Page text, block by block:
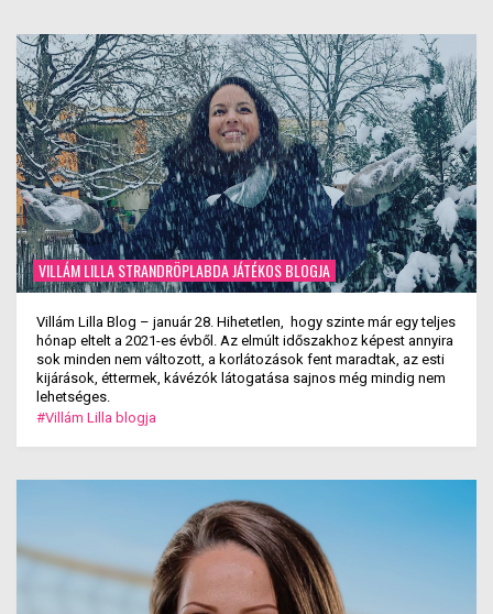
VILLÁM LILLA STRANDRÖPLABDA JÁTÉKOS BLOGJA
Villám Lilla Blog – január 28. Hihetetlen, hogy szinte már egy teljes
hónap eltelt a 2021-es évből. Az elmúlt időszakhoz képest annyira
sok minden nem változott, a korlátozások fent maradtak, az esti
kijárások, éttermek, kávézók látogatása sajnos még mindig nem
lehetséges.
#Villám Lilla blogja